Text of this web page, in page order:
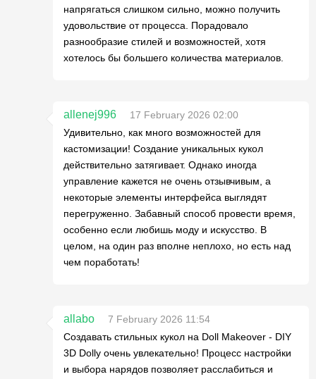
напрягаться слишком сильно, можно получить
удовольствие от процесса. Порадовало
разнообразие стилей и возможностей, хотя
хотелось бы большего количества материалов.
allenej996
17 February 2026 02:00
Удивительно, как много возможностей для
кастомизации! Создание уникальных кукол
действительно затягивает. Однако иногда
управление кажется не очень отзывчивым, а
некоторые элементы интерфейса выглядят
перегруженно. Забавный способ провести время,
особенно если любишь моду и искусство. В
целом, на один раз вполне неплохо, но есть над
чем поработать!
allabo
7 February 2026 11:54
Создавать стильных кукол на Doll Makeover - DIY
3D Dolly очень увлекательно! Процесс настройки
и выбора нарядов позволяет расслабиться и